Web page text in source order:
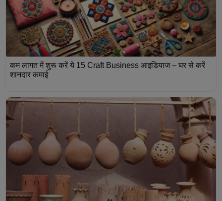
कम लागत में शुरू करें ये 15 Craft Business आइडियाज – घर से करें
शानदार कमाई